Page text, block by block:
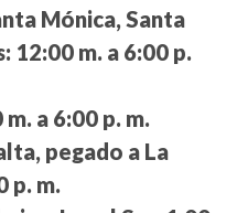
Mónica, Santa
12:00 m. a 6:00 p.
m. a 6:00 p. m.
pegado a La
p. m.